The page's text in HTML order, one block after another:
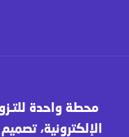
محطة واحدة
الإلكترونية،